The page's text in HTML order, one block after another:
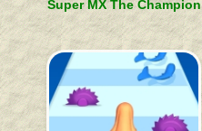
Super MX The Champion